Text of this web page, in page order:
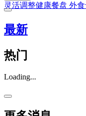
灵活调整健康餐盘 外
最新
热门
Loading...